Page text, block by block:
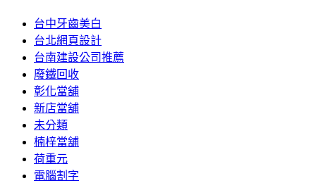
台中牙齒美白
台北網頁設計
台南建設公司推薦
廢鐵回收
彰化當舖
新店當舖
未分類
楠梓當舖
荷重元
電腦割字